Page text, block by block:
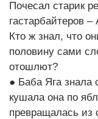
Почесал старик
гастарбайтеров
Кто ж знал, что
половину сами
отошлют?
● Баба Яга знала
кушала она по
превращалась из